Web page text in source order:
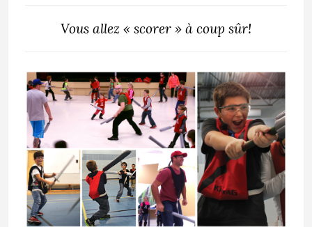
Vous allez « scorer » à coup sûr!